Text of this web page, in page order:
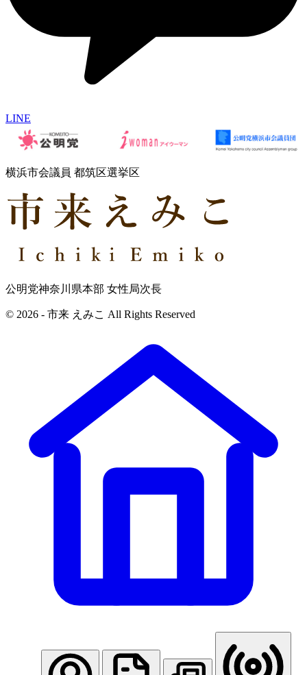
LINE
横浜市会議員 都筑区選挙区
公明党神奈川県本部 女性局次長
© 2026 - 市来 えみこ All Rights Reserved